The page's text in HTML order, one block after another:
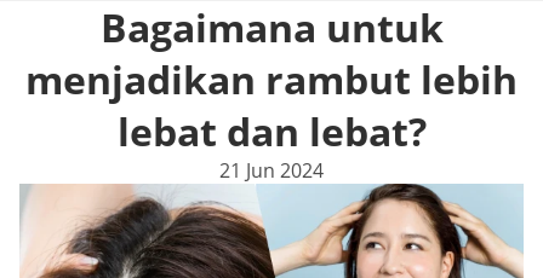
Bagaimana untuk
menjadikan rambut lebih
lebat dan lebat?
21 Jun 2024